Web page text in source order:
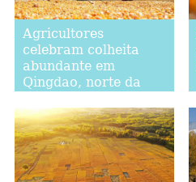
Agricultores
celebram colheita
abundante em
Qingdao, norte da